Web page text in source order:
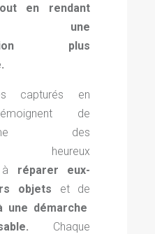
en rendant
une
plus
capturés en
de
des
heureux
à réparer eux-
objets et de
une démarche
Chaque